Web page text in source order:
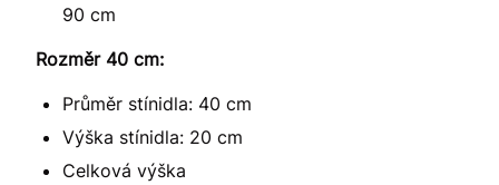
90 cm
Rozměr 40 cm:
Průměr stínidla: 40 cm
Výška stínidla: 20 cm
Celková výška